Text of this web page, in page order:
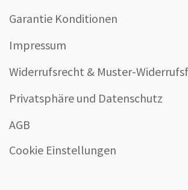
Garantie Konditionen
Impressum
Widerrufsrecht & Muster-
Privatsphäre und Datenschutz
AGB
Cookie Einstellungen